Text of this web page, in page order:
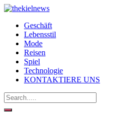
Geschäft
Lebensstil
Mode
Reisen
Spiel
Technologie
KONTAKTIERE UNS